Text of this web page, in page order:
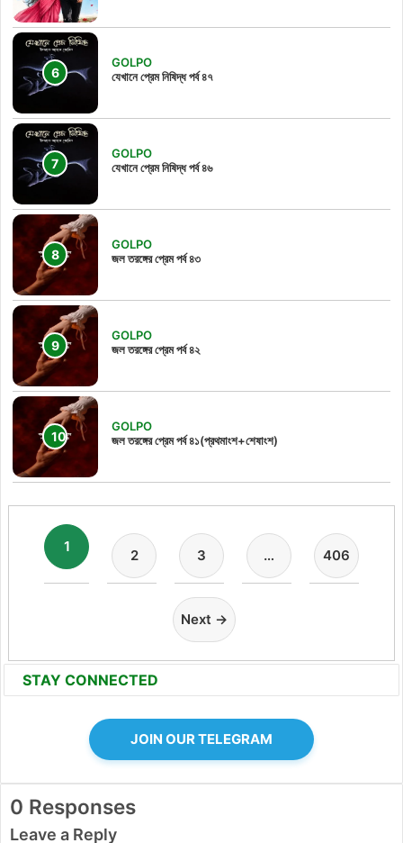
GOLPO
যেখানে প্রেম নিষিদ্ধ পর্ব ৪৭
GOLPO
যেখানে প্রেম নিষিদ্ধ পর্ব ৪৬
GOLPO
জল তরঙ্গের প্রেম পর্ব ৪৩
GOLPO
জল তরঙ্গের প্রেম পর্ব ৪২
GOLPO
জল তরঙ্গের প্রেম পর্ব ৪১(প্রথমাংশ+শেষাংশ)
1
2 3 … 406
Next →
STAY CONNECTED
JOIN OUR TELEGRAM
0 Responses
Leave a Reply